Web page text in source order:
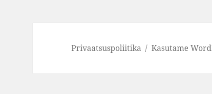
Privaatsuspoliitika Kasutame